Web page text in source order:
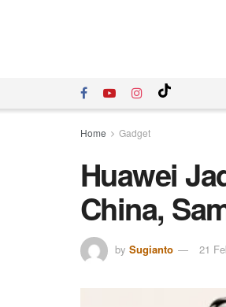
Home Gadget
Huawei
China,
by Sugianto 21